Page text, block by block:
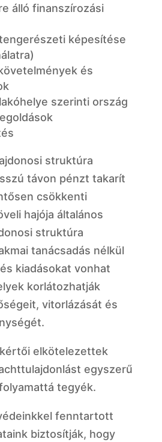
álló finanszírozási
képesítése
és
szerinti ország
struktúra
távon pénzt takarít
csökkenti
hajója általános
struktúra
tanácsadás nélkül
kiadásokat vonhat
korlátozhatják
vitorlázását és
elkötelezettek
egyszerű
tegyék.
fenntartott
biztosítják, hogy